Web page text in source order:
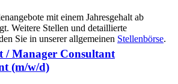
mit einem Jahresgehalt ab
Weitere Stellen und detaillierte
Sie in unserer allgemeinen Stellenbörse.
/ Manager Consultant
(m/w/d)